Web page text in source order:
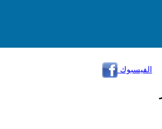
الفيسبوك